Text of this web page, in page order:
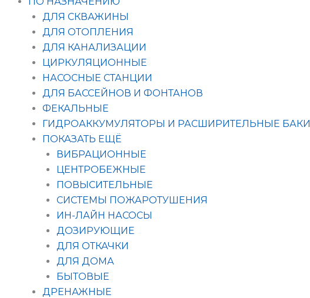
ДЛЯ СКВАЖИНЫ
ДЛЯ ОТОПЛЕНИЯ
ДЛЯ КАНАЛИЗАЦИИ
ЦИРКУЛЯЦИОННЫЕ
НАСОСНЫЕ СТАНЦИИ
ДЛЯ БАССЕЙНОВ И ФОНТАНОВ
ФЕКАЛЬНЫЕ
ГИДРОАККУМУЛЯТОРЫ И РАСШИРИТЕЛЬНЫЕ БАКИ
ПОКАЗАТЬ ЕЩЁ
ВИБРАЦИОННЫЕ
ЦЕНТРОБЕЖНЫЕ
ПОВЫСИТЕЛЬНЫЕ
СИСТЕМЫ ПОЖАРОТУШЕНИЯ
ИН-ЛАЙН НАСОСЫ
ДОЗИРУЮЩИЕ
ДЛЯ ОТКАЧКИ
ДЛЯ ДОМА
БЫТОВЫЕ
ДРЕНАЖНЫЕ